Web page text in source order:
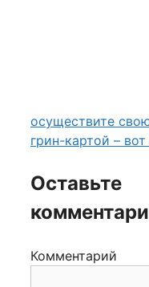
осуществите
грин-картой – вот
Оставьте
Комментарий